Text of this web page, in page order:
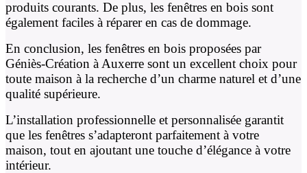
produits courants. De plus, les fenêtres en bois sont
également faciles à réparer en cas de dommage.
En conclusion, les fenêtres en bois proposées par
Géniès-Création à Auxerre sont un excellent choix pour
toute maison à la recherche d’un charme naturel et d’une
qualité supérieure.
L’installation professionnelle et personnalisée garantit
que les fenêtres s’adapteront parfaitement à votre
maison, tout en ajoutant une touche d’élégance à votre
intérieur.